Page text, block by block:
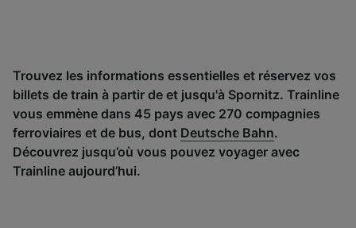
Trouvez les informations essentielles et réservez vos
billets de train à partir de et jusqu'à Spornitz. Trainline
vous emmène dans 45 pays avec 270 compagnies
ferroviaires et de bus, dont Deutsche Bahn.
Découvrez jusqu’où vous pouvez voyager avec
Trainline aujourd’hui.